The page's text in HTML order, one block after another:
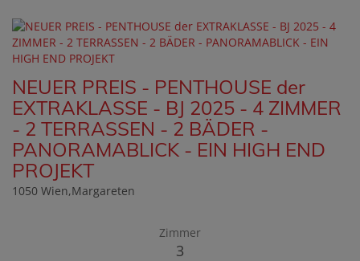
NEUER PREIS - PENTHOUSE der
EXTRAKLASSE - BJ 2025 - 4 ZIMMER
- 2 TERRASSEN - 2 BÄDER -
PANORAMABLICK - EIN HIGH END
PROJEKT
1050 Wien,Margareten
Zimmer
3